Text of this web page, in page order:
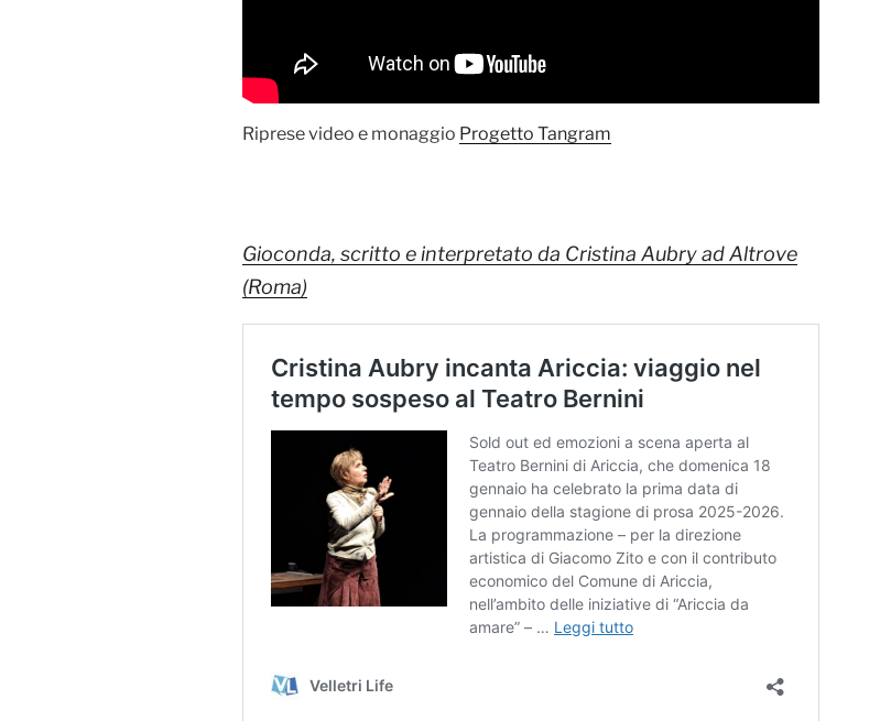
Riprese video e monaggio Progetto Tangram
Gioconda, scritto e interpretato da Cristina Aubry ad Altrove
(Roma)